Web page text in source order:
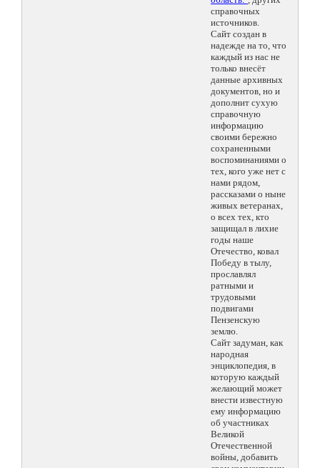
справочных
источников.
Сайт создан в
надежде на то, что
каждый из нас не
только внесёт
данные архивных
документов, но и
дополнит сухую
справочную
информацию
своими бережно
сохраненными
воспоминаниями о
тех, кого уже нет с
нами рядом,
рассказами о ныне
живых ветеранах,
о всех тех, кто
защищал в лихие
годы наше
Отечество, ковал
Победу в тылу,
прославлял
ратными и
трудовыми
подвигами
Пензенскую
землю.
Сайт задуман, как
народная
энциклопедия, в
которую каждый
желающий может
внести известную
ему информацию
об участниках
Великой
Отечественной
войны, добавить